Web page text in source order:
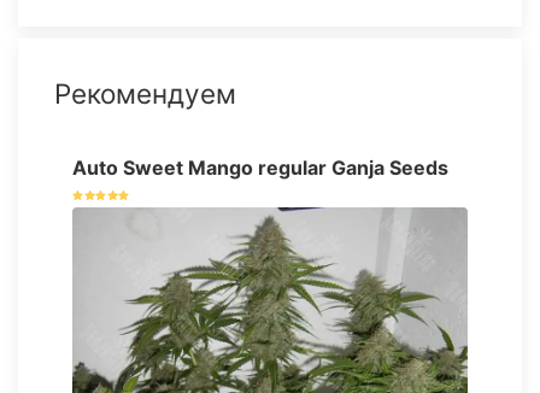
Рекомендуем
Auto Sweet Mango regular Ganja Seeds